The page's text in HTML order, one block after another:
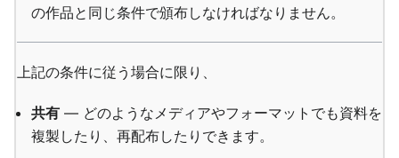
の作品と同じ条件で頒布しなければなりません。
上記の条件に従う場合に限り、
共有 — どのようなメディアやフォーマットでも資料を
複製したり、再配布したりできます。